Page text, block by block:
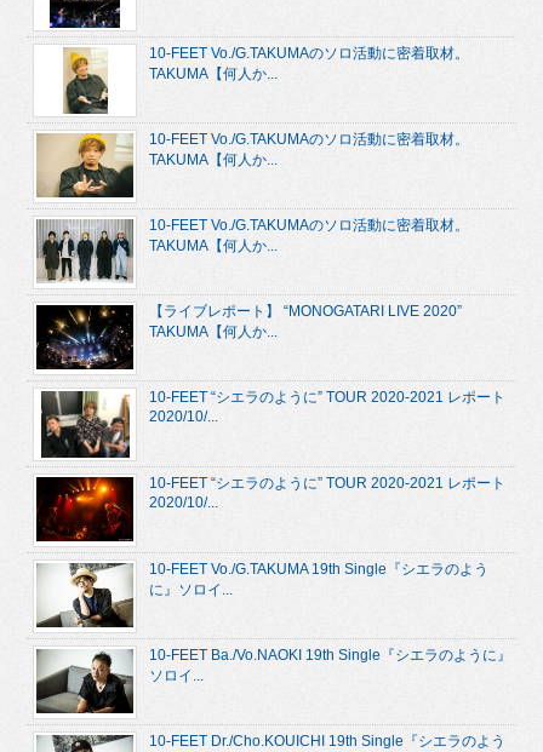
10-FEET Vo./G.TAKUMAのソロ活動に密着取材。
TAKUMA【何人か...
10-FEET Vo./G.TAKUMAのソロ活動に密着取材。
TAKUMA【何人か...
10-FEET Vo./G.TAKUMAのソロ活動に密着取材。
TAKUMA【何人か...
【ライブレポート】 “MONOGATARI LIVE 2020”
TAKUMA【何人か...
10-FEET “シエラのように” TOUR 2020-2021 レポート
2020/10/...
10-FEET “シエラのように” TOUR 2020-2021 レポート
2020/10/...
10-FEET Vo./G.TAKUMA 19th Single『シエラのよう
に』ソロイ...
10-FEET Ba./Vo.NAOKI 19th Single『シエラのように』
ソロイ...
10-FEET Dr./Cho.KOUICHI 19th Single『シエラのよう